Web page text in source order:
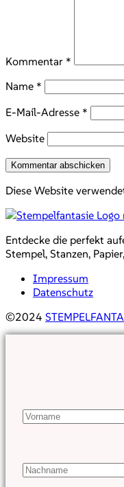
Kommentar *
Name *
E-Mail-Adresse *
Website
Diese Website
Entdecke die perfekt
Stempel, Stanzen,
Impressum
Datenschutz
©2024